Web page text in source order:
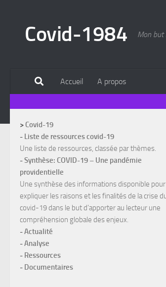
Covid-1984 Mon but
Accueil A propos
>Covid-19
- Liste de ressources covid-19
Une liste de ressources, classée par thèmes.
-Synthèse: COVID-19 – Une pandémie
providentielle
Une synthèse des informations disponible pour
expliquer les raisons et les finalités de la crise
covid-19 dans le but d’apporter au lecteur une
compréhension globale des enjeux.
-Actualité
-Analyse
- Ressources
- Documentaires